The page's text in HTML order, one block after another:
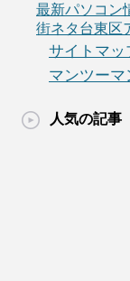
最新パソコン
街ネタ台東区
サイトマッ
マンツー
人気の記事